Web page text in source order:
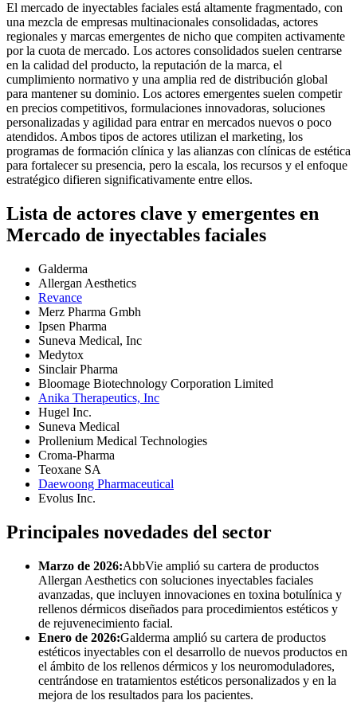
El mercado de inyectables faciales está altamente fragmentado, con
una mezcla de empresas multinacionales consolidadas, actores
regionales y marcas emergentes de nicho que compiten activamente
por la cuota de mercado. Los actores consolidados suelen centrarse
en la calidad del producto, la reputación de la marca, el
cumplimiento normativo y una amplia red de distribución global
para mantener su dominio. Los actores emergentes suelen competir
en precios competitivos, formulaciones innovadoras, soluciones
personalizadas y agilidad para entrar en mercados nuevos o poco
atendidos. Ambos tipos de actores utilizan el marketing, los
programas de formación clínica y las alianzas con clínicas de estética
para fortalecer su presencia, pero la escala, los recursos y el enfoque
estratégico difieren significativamente entre ellos.
Lista de actores clave y emergentes en
Mercado de inyectables faciales
Galderma
Allergan Aesthetics
Revance
Merz Pharma Gmbh
Ipsen Pharma
Suneva Medical, Inc
Medytox
Sinclair Pharma
Bloomage Biotechnology Corporation Limited
Anika Therapeutics, Inc
Hugel Inc.
Suneva Medical
Prollenium Medical Technologies
Croma-Pharma
Teoxane SA
Daewoong Pharmaceutical
Evolus Inc.
Principales novedades del sector
Marzo de 2026:AbbVie amplió su cartera de productos
Allergan Aesthetics con soluciones inyectables faciales
avanzadas, que incluyen innovaciones en toxina botulínica y
rellenos dérmicos diseñados para procedimientos estéticos y
de rejuvenecimiento facial.
Enero de 2026:Galderma amplió su cartera de productos
estéticos inyectables con el desarrollo de nuevos productos en
el ámbito de los rellenos dérmicos y los neuromoduladores,
centrándose en tratamientos estéticos personalizados y en la
mejora de los resultados para los pacientes.